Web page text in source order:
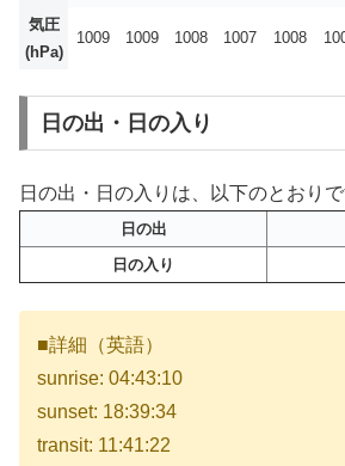
気圧
(hPa)
1009 1009 1008 1007 1008
日の出・日の入り
日の出・日の入りは、以下のとおりで
日の出
日の入り
■詳細（英語）
sunrise: 04:43:10
sunset: 18:39:34
transit: 11:41:22